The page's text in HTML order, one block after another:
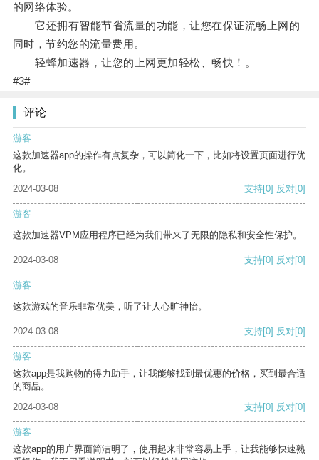
的网络体验。
它还拥有智能节省流量的功能，让您在保证流畅上网的
同时，节约您的流量费用。
轻蜂加速器，让您的上网更加轻松、畅快！。
#3#
评论
游客
这款加速器app的操作有点复杂，可以简化一下，比如将设置页面进行优
化。
2024-03-08
支持[0] 反对[0]
游客
这款加速器VPM应用程序已经为我们带来了无限的隐私和安全性保护。
2024-03-08 支持[0] 反对[0]
游客
这款游戏的音乐非常优美，听了让人心旷神怡。
2024-03-08 支持[0] 反对[0]
游客
这款app是我购物的得力助手，让我能够找到最优惠的价格，买到最合适
的商品。
2024-03-08
支持[0] 反对[0]
游客
这款app的用户界面简洁明了，使用起来非常容易上手，让我能够快速熟